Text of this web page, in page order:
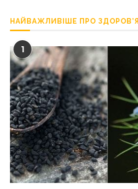
НАЙВАЖЛИВІШЕ ПРО ЗДОРОВ’Я
1